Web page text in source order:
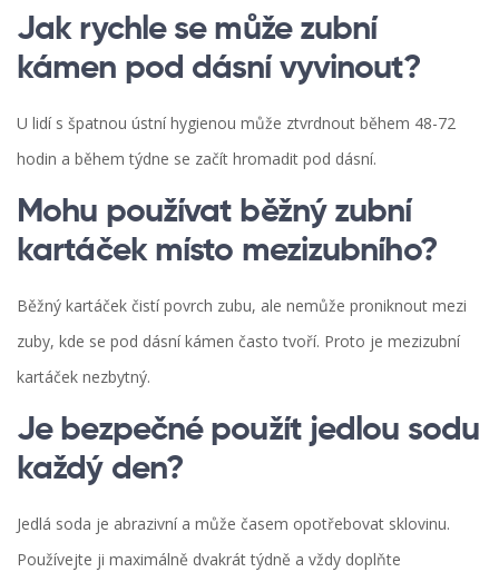
Jak rychle se může zubní
kámen pod dásní vyvinout?
U lidí s špatnou ústní hygienou může ztvrdnout během 48-72
hodin a během týdne se začít hromadit pod dásní.
Mohu používat běžný zubní
kartáček místo mezizubního?
Běžný kartáček čistí povrch zubu, ale nemůže proniknout mezi
zuby, kde se pod dásní kámen často tvoří. Proto je mezizubní
kartáček nezbytný.
Je bezpečné použít jedlou sodu
každý den?
Jedlá soda je abrazivní a může časem opotřebovat sklovinu.
Používejte ji maximálně dvakrát týdně a vždy doplňte